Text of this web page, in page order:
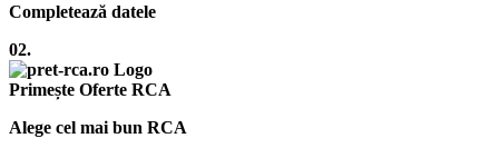
Completează datele
02.
Primește Oferte RCA
Alege cel mai bun RCA